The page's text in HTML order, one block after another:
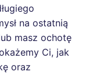
na ostatnią
masz ochotę
Ci, jak
oraz